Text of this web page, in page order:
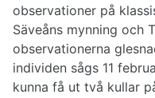
observationer på
Säveåns mynning och
observationerna
individen sågs 11
kunna få ut två kullar